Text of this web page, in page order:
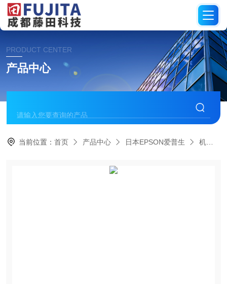
PRODUCT CENTER
产品中心
当前位置：首页 产品中心 日本EPSON爱普生 机械臂